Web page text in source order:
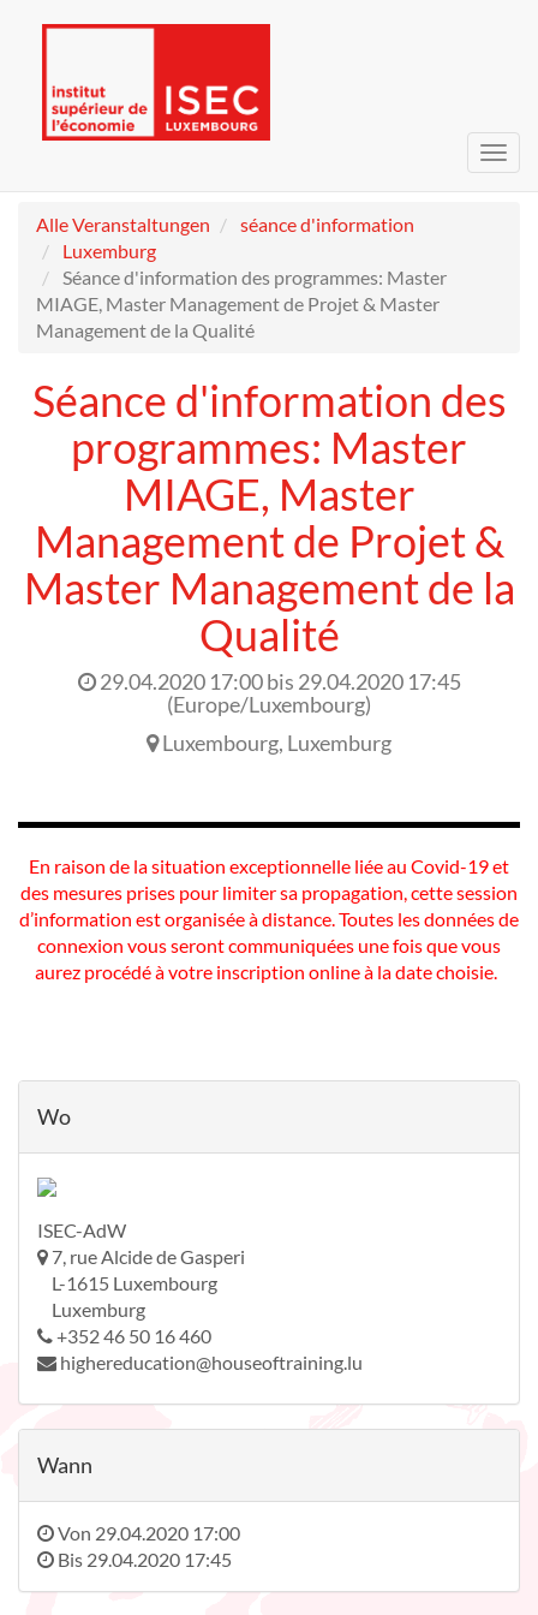
Alle Veranstaltungen
séance d'information
Luxemburg
Séance d'information des programmes: Master
MIAGE, Master Management de Projet & Master
Management de la Qualité
Séance d'information des
programmes: Master
MIAGE, Master
Management de Projet &
Master Management de la
Qualité
29.04.2020 17:00bis 29.04.2020 17:45
(Europe/Luxembourg)
Luxembourg, Luxemburg
En raison de la situation exceptionnelle liée au Covid-19 et
des mesures prises pour limiter sa propagation, cette session
d’information est organisée à distance. Toutes les données de
connexion vous seront communiquées une fois que vous
aurez procédé à votre inscription online à la date choisie.
Wo
ISEC-AdW
7, rue Alcide de Gasperi
L-1615 Luxembourg
Luxemburg
+352 46 50 16 460
highereducation@houseoftraining.lu
Wann
Von 29.04.2020 17:00
Bis 29.04.2020 17:45